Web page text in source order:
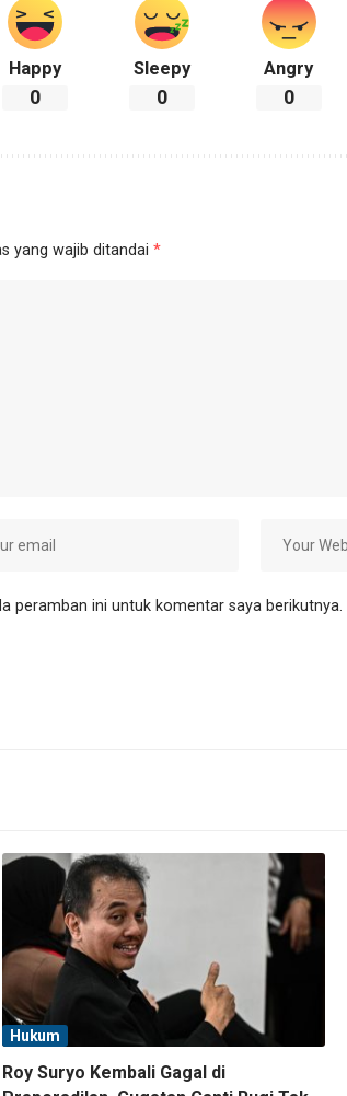
Happy
0
Sleepy
0
Angry
0
yang wajib ditandai *
peramban ini untuk komentar saya berikutnya.
Hukum
Roy Suryo Kembali Gagal di